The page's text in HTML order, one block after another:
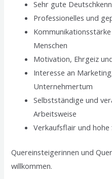
Sehr gute
Professionelles und
Menschen
Motivation, Ehrgeiz
Interesse an
Unternehmertum
Selbstständige und
Arbeitsweise
Verkaufsflair und
Quereinsteigerinnen und
willkommen.